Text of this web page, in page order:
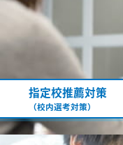
指定校推薦対策
（校内選考対策）